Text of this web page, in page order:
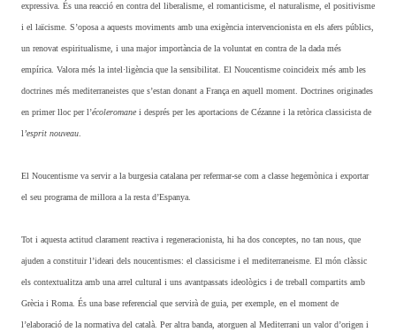
expressiva. És una reacció en contra del liberalisme, el romanticisme, el naturalisme, el positivisme
i el laïcisme. S’oposa a aquests moviments amb una exigència intervencionista en els afers públics,
un renovat espiritualisme, i una major importància de la voluntat en contra de la dada més
empírica. Valora més la intel·ligència que la sensibilitat. El Noucentisme coincideix més amb les
doctrines més mediterraneistes que s’estan donant a França en aquell moment. Doctrines originades
en primer lloc per l’écoleromane i després per les aportacions de Cézanne i la retòrica classicista de
l’esprit nouveau
El Noucentisme va servir a la burgesia catalana per refermar-se com a classe hegemònica i exportar
el seu programa de millora a la resta d’Espanya.
Tot i aquesta actitud clarament reactiva i regeneracionista, hi ha dos conceptes, no tan nous, que
ajuden a constituir l’ideari dels noucentismes: el classicisme i el mediterraneisme. El món clàssic
els contextualitza amb una arrel cultural i uns avantpassats ideològics i de treball compartits amb
Grècia i Roma. És una base referencial que servirà de guia, per exemple, en el moment de
l’elaboració de la normativa del català. Per altra banda, atorguen al Mediterrani un valor d’origen i